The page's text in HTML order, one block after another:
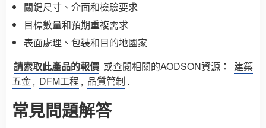
關鍵尺寸、介面和檢驗要求
目標數量和預期重複需求
表面處理、包裝和目的地國家
請索取此產品的報價 或查閱相關的AODSON資源：
建築
五金, DFM工程 , 品質管制 .
常見問題解答